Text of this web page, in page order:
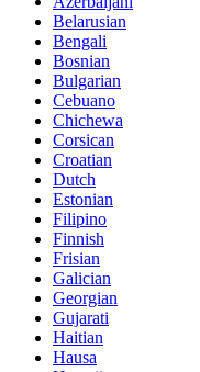
Belarusian
Bengali
Bosnian
Bulgarian
Cebuano
Chichewa
Corsican
Croatian
Dutch
Estonian
Filipino
Finnish
Frisian
Galician
Georgian
Gujarati
Haitian
Hausa